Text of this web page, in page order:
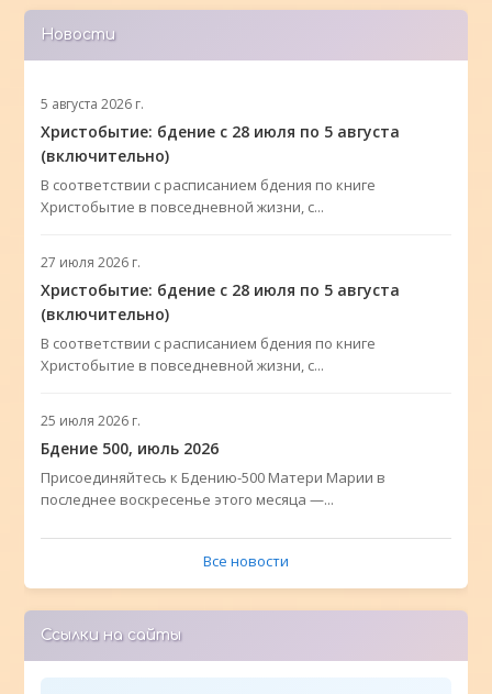
Новости
5 августа 2026 г.
Христобытие: бдение с 28 июля по 5 августа
(включительно)
В соответствии с расписанием бдения по книге
Христобытие в повседневной жизни, с...
27 июля 2026 г.
Христобытие: бдение с 28 июля по 5 августа
(включительно)
В соответствии с расписанием бдения по книге
Христобытие в повседневной жизни, с...
25 июля 2026 г.
Бдение 500, июль 2026
Присоединяйтесь к Бдению-500 Матери Марии в
последнее воскресенье этого месяца —...
Все новости
Ссылки на сайты